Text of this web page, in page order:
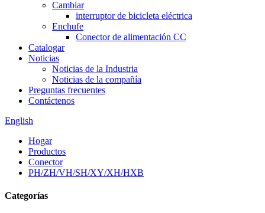
Cambiar
interruptor de bicicleta eléctrica
Enchufe
Conector de alimentación CC
Catalogar
Noticias
Noticias de la Industria
Noticias de la compañía
Preguntas frecuentes
Contáctenos
English
Hogar
Productos
Conector
PH/ZH/VH/SH/XY/XH/HXB
Categorías